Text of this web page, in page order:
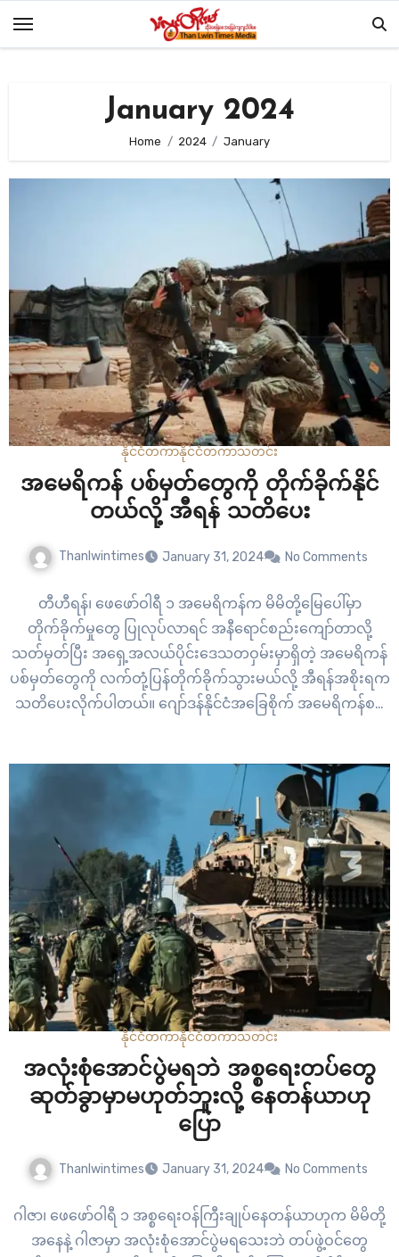
January 2024
Home 2024 January
နိုင်ငံတကာနိုင်ငံတကာသတင်း
အမေရိကန် ပစ်မှတ်တွေကို တိုက်ခိုက်နိုင်
တယ်လို့ အီရန် သတိပေး
Thanlwintimes January 31, 2024 No Comments
တီဟီရန်၊ ဖေဖော်ဝါရီ ၁ အမေရိကန်က မိမိတို့မြေပေါ်မှာ
တိုက်ခိုက်မှုတွေ ပြုလုပ်လာရင် အနီရောင်စည်းကျော်တာလို့
သတ်မှတ်ပြီး အရှေ့အလယ်ပိုင်းဒေသတဝှမ်းမှာရှိတဲ့ အမေရိကန်
ပစ်မှတ်တွေကို လက်တုံ့ပြန်တိုက်ခိုက်သွားမယ်လို့ အီရန်အစိုးရက
သတိပေးလိုက်ပါတယ်။ ဂျော်ဒန်နိုင်ငံအခြေစိုက် အမေရိကန်စစ်
ရိကန် စစ်သား ၃ ဦးသေဆုံးခဲ့ရပြီးနောက် ဘယ်လိုတုံ့ပြန်မလဲဆို
တာကို မိမိအနေနဲ့ ဆုံးဖြတ်ထားပြီးဖြစ်တယ်လို့ သမ္မတ ဂျိုးဘိုင်
ဒန်က ဆိုထားပါတယ်။…
နိုင်ငံတကာနိုင်ငံတကာသတင်း
အလုံးစုံအောင်ပွဲမရဘဲ အစ္စရေးတပ်တွေ
ဆုတ်ခွာမှာမဟုတ်ဘူးလို့ နေတန်ယာဟု
ပြော
Thanlwintimes January 31, 2024 No Comments
ဂါဇာ၊ ဖေဖော်ဝါရီ ၁ အစ္စရေးဝန်ကြီးချုပ်နေတန်ယာဟုက မိမိတို့
အနေနဲ့ ဂါဇာမှာ အလုံးစုံအောင်ပွဲမရသေးဘဲ တပ်ဖွဲ့ဝင်တွေ